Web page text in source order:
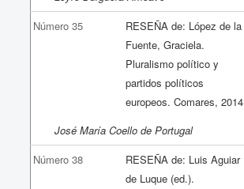
Número 35
RESEÑA de: López de la
Fuente, Graciela.
Pluralismo político y
partidos políticos
europeos. Comares, 2014
José María Coello de Portugal
Número 38
RESEÑA de: Luis Aguiar
de Luque (ed.).